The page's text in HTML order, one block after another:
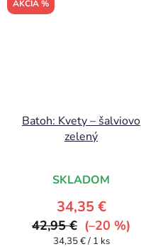
AKCIA %
Batoh: Kvety – šalviovo
zelený
SKLADOM
34,35 €
42,95 € (–20 %)
Jednotková
34,35 € / 1 ks